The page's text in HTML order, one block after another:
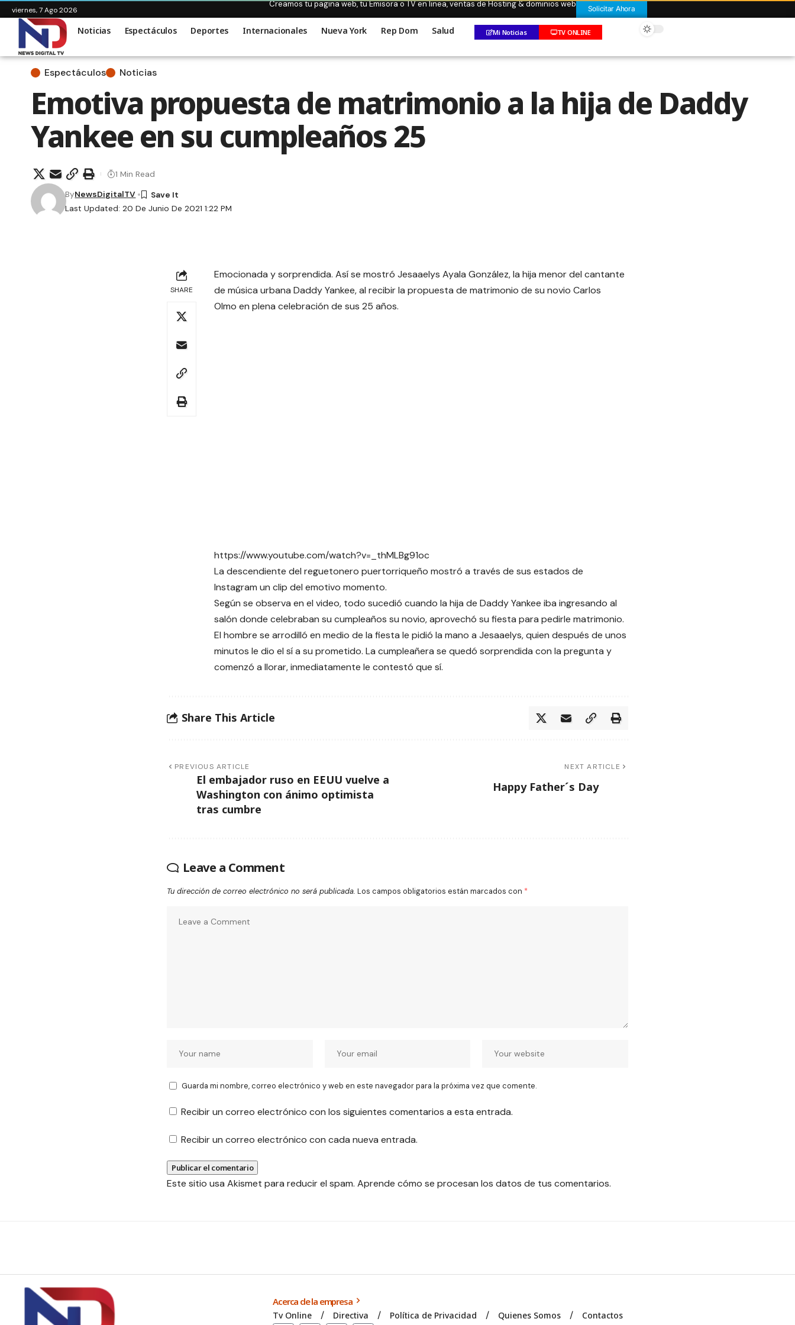
viernes, 7 Ago 2026
Creamos tu pagina web, tu Emisora o TV en linea, ventas de Hosting & dominios web Solicitar Ahora
Noticias Espectáculos Deportes Internacionales Nueva York Rep Dom Salud Mi Noticias TV ONLINE
Espectáculos Noticias
Emotiva propuesta de matrimonio a la hija de Daddy
Yankee en su cumpleaños 25
Last Updated: 20 De Junio De 2021 1:22 PM
ByNewsDigitalTV
1 Min Read
SHARE
Emocionada y sorprendida. Así se mostró Jesaaelys Ayala González, la hija menor del cantante
de música urbana Daddy Yankee, al recibir la propuesta de matrimonio de su novio Carlos
Olmo en plena celebración de sus 25 años.
https://www.youtube.com/watch?v=_thMLBg91oc
La descendiente del reguetonero puertorriqueño mostró a través de sus estados de
Instagram un clip del emotivo momento.
Según se observa en el video, todo sucedió cuando la hija de Daddy Yankee iba ingresando al
salón donde celebraban su cumpleaños su novio, aprovechó su fiesta para pedirle matrimonio.
El hombre se arrodilló en medio de la fiesta le pidió la mano a Jesaaelys, quien después de unos
minutos le dio el sí a su prometido. La cumpleañera se quedó sorprendida con la pregunta y
comenzó a llorar, inmediatamente le contestó que sí.
Share This Article
PREVIOUS ARTICLE
El embajador ruso en EEUU vuelve a
Washington con ánimo optimista
tras cumbre
NEXT ARTICLE
Happy Father´s Day
Leave a Comment
Tu dirección de correo electrónico no será publicada. Los campos obligatorios están marcados con *
Guarda mi nombre, correo electrónico y web en este navegador para la próxima vez que comente.
Recibir un correo electrónico con los siguientes comentarios a esta entrada.
Recibir un correo electrónico con cada nueva entrada.
Este sitio usa Akismet para reducir el spam. Aprende cómo se procesan los datos de tus comentarios.
Acerca de la empresa
Tv Online Directiva Política de Privacidad Quienes Somos Contactos